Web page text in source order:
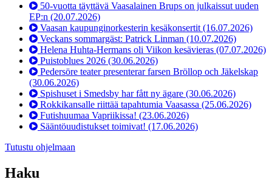
50-vuotta täyttävä Vaasalainen Brups on julkaissut uuden
EP:n (20.07.2026)
Vaasan kaupunginorkesterin kesäkonsertit (16.07.2026)
Veckans sommargäst: Patrick Linman (10.07.2026)
Helena Huhta-Hermans oli Viikon kesävieras (07.07.2026)
Puistoblues 2026 (30.06.2026)
Pedersöre teater presenterar farsen Bröllop och Jäkelskap
(30.06.2026)
Spishuset i Smedsby har fått ny ägare (30.06.2026)
Rokkikansalle riittää tapahtumia Vaasassa (25.06.2026)
Futishuumaa Vapriikissa! (23.06.2026)
Sääntöuudistukset toimivat! (17.06.2026)
Tutustu ohjelmaan
Haku